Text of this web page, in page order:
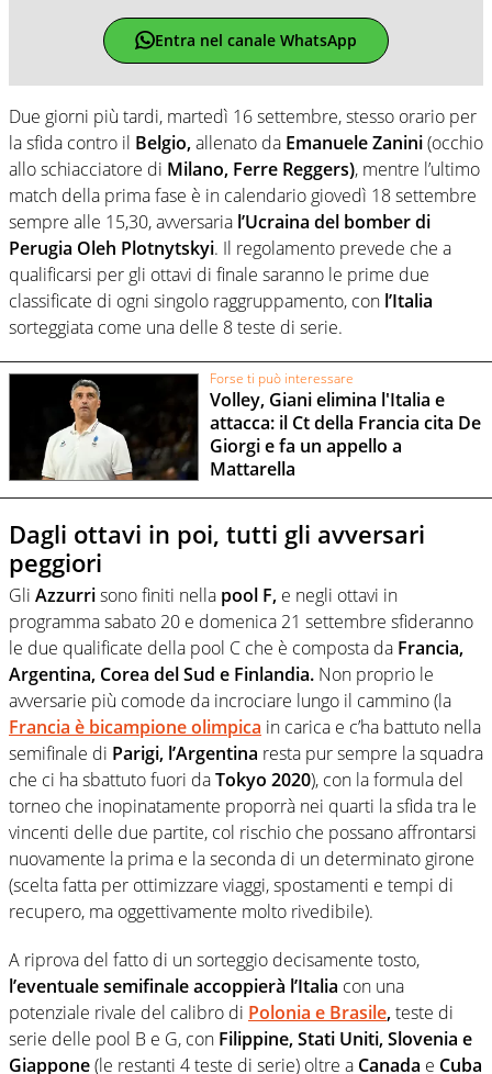
Entra nel canale WhatsApp
Due giorni più tardi, martedì 16 settembre, stesso orario per
la sfida contro il Belgio,allenato da Emanuele Zanini(occhio
allo schiacciatore di Milano, Ferre Reggers), mentre l’ultimo
match della prima fase è in calendario giovedì 18 settembre
sempre alle 15,30, avversaria l’Ucraina del bomber di
Perugia Oleh Plotnytskyi. Il regolamento prevede che a
qualificarsi per gli ottavi di finale saranno le prime due
classificate di ogni singolo raggruppamento, con l’Italia
sorteggiata come una delle 8 teste di serie.
Forse ti può interessare
Volley, Giani elimina l'Italia e
attacca: il Ct della Francia cita De
Giorgi e fa un appello a
Mattarella
Dagli ottavi in poi, tutti gli avversari
peggiori
Gli Azzurrisono finiti nella pool F, e negli ottavi in
programma sabato 20 e domenica 21 settembre sfideranno
le due qualificate della pool C che è composta da Francia,
Argentina, Corea del Sud e Finlandia. Non proprio le
avversarie più comode da incrociare lungo il cammino (la
Francia è bicampione olimpica in carica e c’ha battuto nella
semifinale di Parigi, l’Argentina resta pur sempre la squadra
che ci ha sbattuto fuori daTokyo 2020), con la formula del
torneo che inopinatamente proporrà nei quarti la sfida tra le
vincenti delle due partite, col rischio che possano affrontarsi
nuovamente la prima e la seconda di un determinato girone
(scelta fatta per ottimizzare viaggi, spostamenti e tempi di
recupero, ma oggettivamente molto rivedibile).
A riprova del fatto di un sorteggio decisamente tosto,
l’eventuale semifinale accoppierà l’Italia con una
potenziale rivale del calibro di Polonia e Brasile,teste di
serie delle pool B e G, con Filippine, Stati Uniti, Slovenia e
Giappone(le restanti 4 teste di serie) oltre a Canada e Cuba